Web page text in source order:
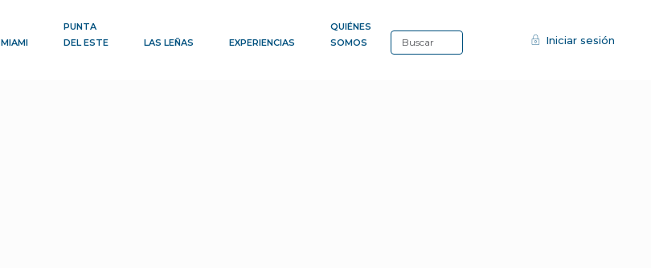
MIAMI
PUNTA
DEL ESTE
LAS LEÑAS EXPERIENCIAS
QUIÉNES
SOMOS
Iniciar sesión